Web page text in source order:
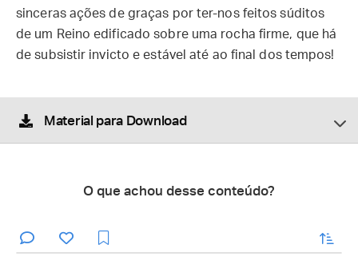
sinceras ações de graças por ter-nos feitos súditos
de um Reino edificado sobre uma rocha firme, que há
de subsistir invicto e estável até ao final dos tempos!
Material para Download
O que achou desse conteúdo?
enviar